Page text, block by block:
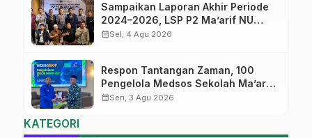
Sampaikan Laporan Akhir Periode
2024–2026, LSP P2 Ma’arif NU
Jateng Mantapkan Sinergi Link and
calendar_monthSel, 4 Agu 2026
Respon Tantangan Zaman, 100
Pengelola Medsos Sekolah Ma’arif
Pekalongan Ikuti Pelatihan Literasi
calendar_monthSen, 3 Agu 2026
KATEGORI